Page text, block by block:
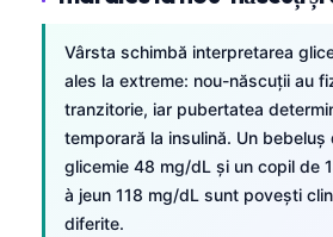
Vârsta schimbă interpretarea
ales la extreme: nou-născuții au
tranzitorie, iar pubertatea
temporară la insulină. Un
glicemie 48 mg/dL și un copil de
à jeun 118 mg/dL sunt povești
diferite.